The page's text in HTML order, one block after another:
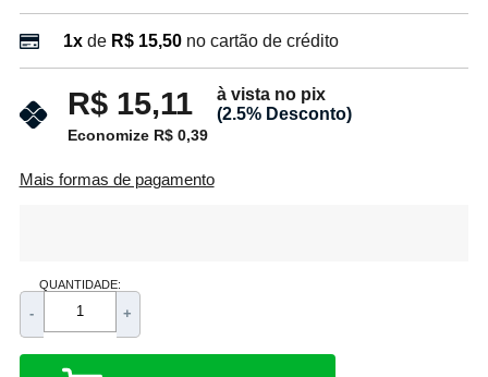
1xde R$ 15,50 no cartão de crédito
R$ 15,11
à vista no pix
(2.5% Desconto)
Economize R$ 0,39
Mais formas de pagamento
QUANTIDADE:
- +